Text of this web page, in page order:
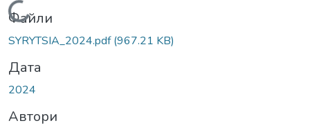
Вантажиться...
Файли
SYRYTSIA_2024.pdf(967.21 KB)
Дата
2024
Автори